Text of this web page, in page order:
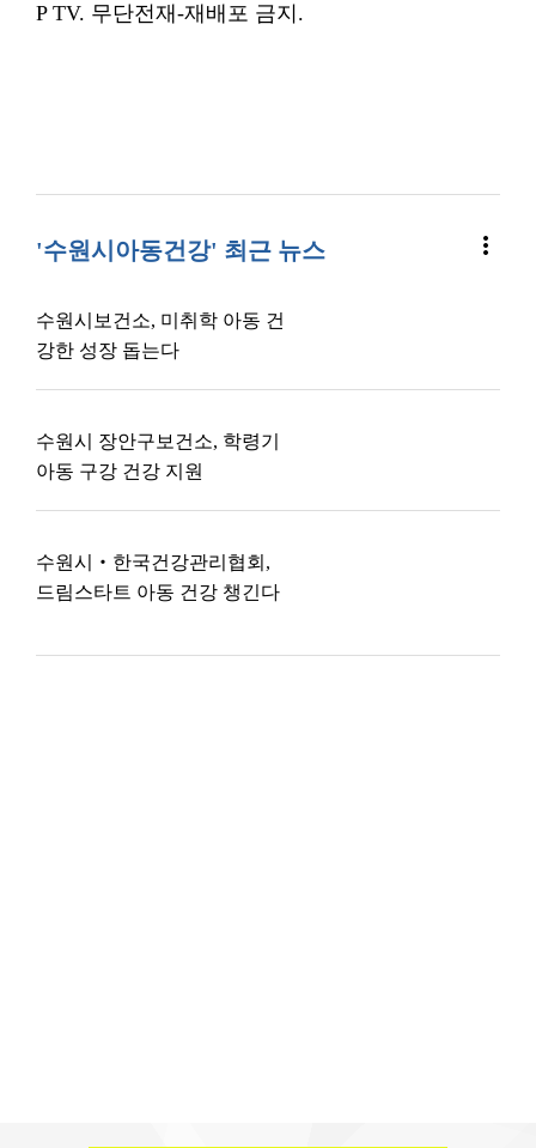
P TV. 무단전재-재배포 금지.
'수원시아동건강' 최근 뉴스 more_vert
수원시보건소, 미취학 아동 건
강한 성장 돕는다
수원시 장안구보건소, 학령기
아동 구강 건강 지원
수원시‧한국건강관리협회,
드림스타트 아동 건강 챙긴다